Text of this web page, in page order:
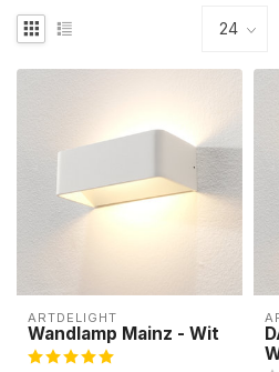
ARTDELIGHT
Wandlamp Mainz - Wit